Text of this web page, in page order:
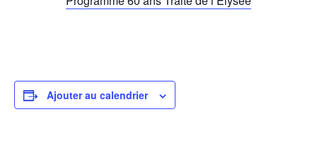
Ajouter au calendrier